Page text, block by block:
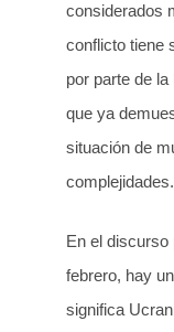
considerados
conflicto tiene
por parte de
que ya
situación de
complejidades.
En el discurso
febrero, hay
significa